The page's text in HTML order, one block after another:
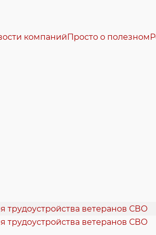
компанийПросто о полезном
трудоустройства ветеранов СВО